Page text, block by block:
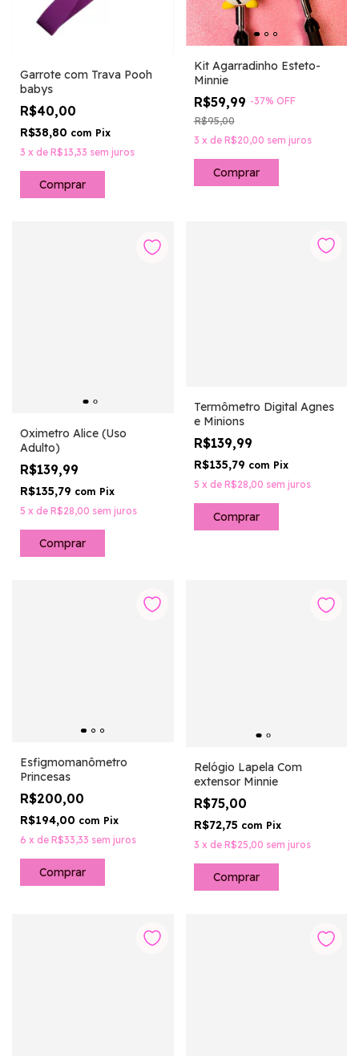
Garrote com Trava Pooh
babys
R$40,00
R$38,80 com Pix
3 x de R$13,33 sem juros
Kit Agarradinho Esteto-
Minnie
R$59,99 -37% OFF
R$95,00
3 x de R$20,00 sem juros
Oximetro Alice (Uso
Adulto)
R$139,99
R$135,79 com Pix
5 x de R$28,00 sem juros
Termômetro Digital Agnes
e Minions
R$139,99
R$135,79 com Pix
5 x de R$28,00 sem juros
Esfigmomanômetro
Princesas
R$200,00
R$194,00 com Pix
6 x de R$33,33 sem juros
Relógio Lapela Com
extensor Minnie
R$75,00
R$72,75 com Pix
3 x de R$25,00 sem juros